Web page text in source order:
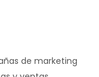
de marketing